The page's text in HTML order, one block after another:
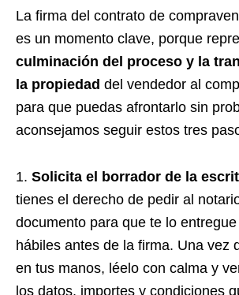
La firma del contrato de
es un momento clave, porque
culminación del proceso y la
la propiedad del vendedor al
para que puedas afrontarlo sin
aconsejamos seguir estos tres
1. Solicita el borrador de la
tienes el derecho de pedir al
documento para que te lo
hábiles antes de la firma. Una vez
en tus manos, léelo con calma y
los datos, importes y condiciones